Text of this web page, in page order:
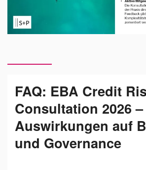
FAQ: EBA Credit
Consultation 2026 –
Auswirkungen auf
und Governance